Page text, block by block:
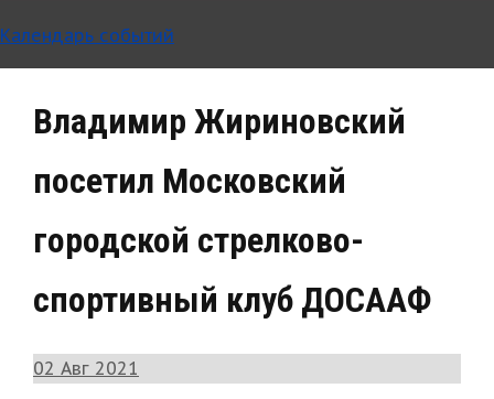
Календарь событий
Владимир Жириновский
посетил Московский
городской стрелково-
спортивный клуб ДОСААФ
02 Авг 2021